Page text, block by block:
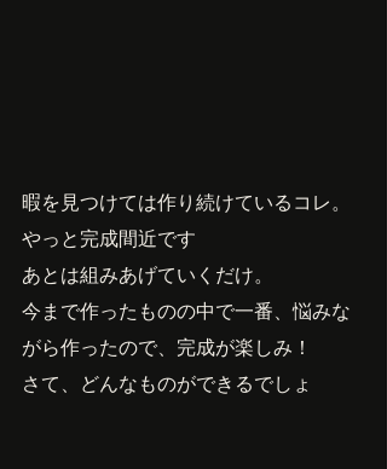
暇を見つけては作り続けているコレ。
やっと完成間近です
あとは組みあげていくだけ。
今まで作ったものの中で一番、悩みな
がら作ったので、完成が楽しみ！
さて、どんなものができるでしょ